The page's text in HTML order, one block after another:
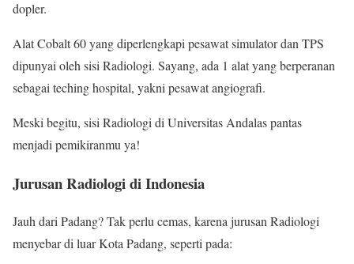
dopler.
Alat Cobalt 60 yang diperlengkapi pesawat simulator dan TPS
dipunyai oleh sisi Radiologi. Sayang, ada 1 alat yang berperanan
sebagai teching hospital, yakni pesawat angiografi.
Meski begitu, sisi Radiologi di Universitas Andalas pantas
menjadi pemikiranmu ya!
Jurusan Radiologi di Indonesia
Jauh dari Padang? Tak perlu cemas, karena jurusan Radiologi
menyebar di luar Kota Padang, seperti pada: